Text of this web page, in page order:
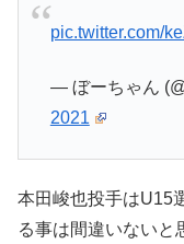
pic.twitter.com/
— ぼーちゃん
2021
本田峻也投手はU15
る事は間違いないと